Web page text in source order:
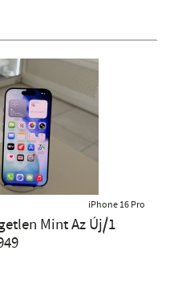
iPhone 16 Pro
Mint Az Új/1